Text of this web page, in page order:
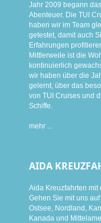
Jahr 2009 begann
Abenteuer. Die TUI
haben wir im Team
getestet, damit auch
Erfahrungen
Mittlerweile ist die
kontinuierlich
wir haben über die
gelernt, über das
von TUI Cruises und
Schiffe.
mehr ...
AIDA
Aida Kreuzfahrten mit
Gehen Sie mit uns
Ostsee, Nordland,
Kanada und